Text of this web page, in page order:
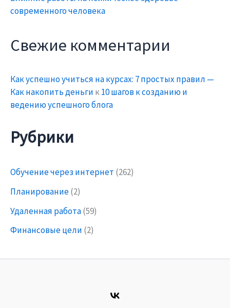
современного человека
Свежие комментарии
Как успешно учиться на курсах: 7 простых правил —
Как накопить деньги к10 шагов к созданию и
ведению успешного блога
Рубрики
Обучение через интернет (262)
Планирование(2)
Удаленная работа(59)
Финансовые цели (2)